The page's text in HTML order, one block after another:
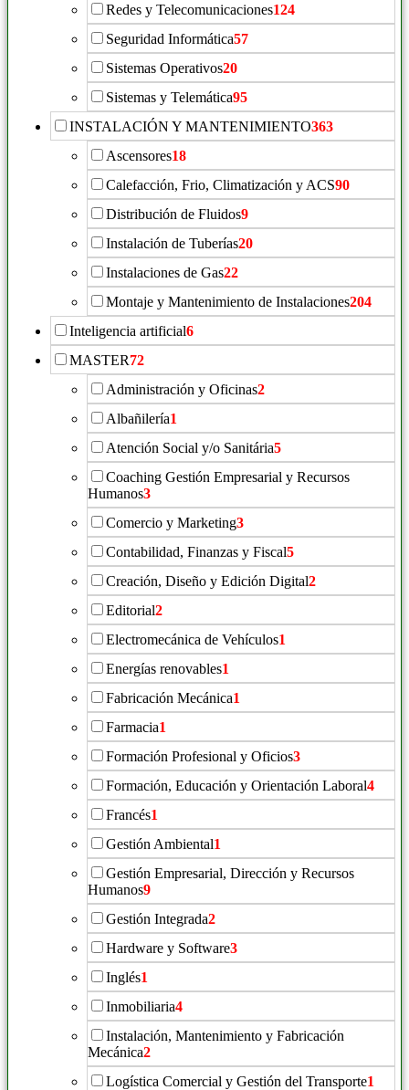
Redes y Telecomunicaciones124
Seguridad Informática57
Sistemas Operativos20
Sistemas y Telemática95
INSTALACIÓN Y MANTENIMIENTO363
Ascensores18
Calefacción, Frio, Climatización y ACS90
Distribución de Fluidos9
Instalación de Tuberías20
Instalaciones de Gas22
Montaje y Mantenimiento de Instalaciones204
Inteligencia artificial6
MASTER72
Administración y Oficinas2
Albañilería1
Atención Social y/o Sanitária5
Coaching Gestión Empresarial y Recursos
Humanos3
Comercio y Marketing3
Contabilidad, Finanzas y Fiscal5
Creación, Diseño y Edición Digital2
Editorial2
Electromecánica de Vehículos1
Energías renovables1
Fabricación Mecánica1
Farmacia1
Formación Profesional y Oficios3
Formación, Educación y Orientación Laboral4
Francés1
Gestión Ambiental1
Gestión Empresarial, Dirección y Recursos
Humanos9
Gestión Integrada2
Hardware y Software3
Inglés1
Inmobiliaria4
Instalación, Mantenimiento y Fabricación
Mecánica2
Logística Comercial y Gestión del Transporte1